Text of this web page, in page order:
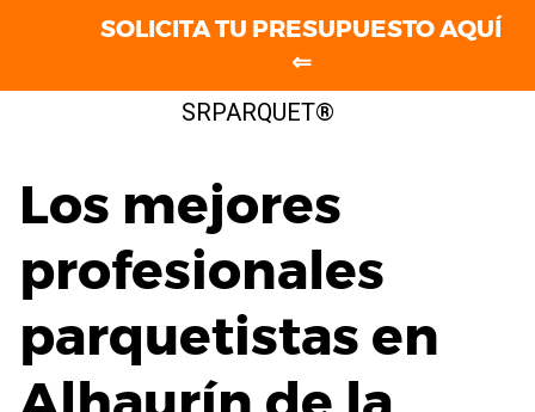
SRPARQUET®
Los mejores
profesionales
parquetistas en
SOLICITA TU PRESUPUESTO AQUÍ
⇐